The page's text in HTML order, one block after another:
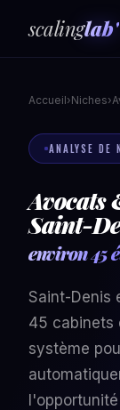
scalinglab'
Accueil›Niches›
ANALYSE DE
Avocats
Saint-
environ 45
Saint-Denis
45 cabinets
système